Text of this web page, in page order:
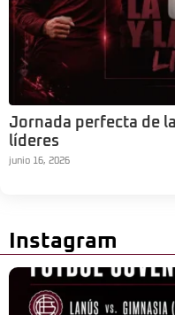
Jornada perfecta de
líderes
junio 16, 2026
Instagram